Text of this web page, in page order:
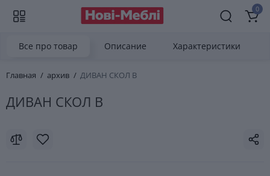
0
Главная архив ДИВАН СКОЛ В
ДИВАН СКОЛ В
Все про товар Описание Характеристики